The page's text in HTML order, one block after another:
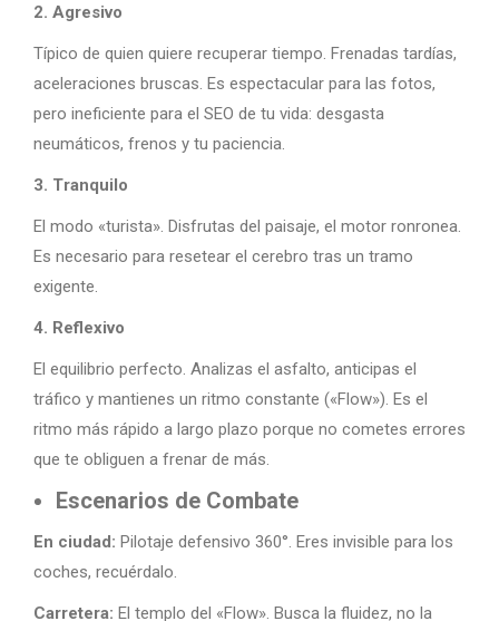
2. Agresivo
Típico de quien quiere recuperar tiempo. Frenadas tardías,
aceleraciones bruscas. Es espectacular para las fotos,
pero ineficiente para el SEO de tu vida: desgasta
neumáticos, frenos y tu paciencia.
3. Tranquilo
El modo «turista». Disfrutas del paisaje, el motor ronronea.
Es necesario para resetear el cerebro tras un tramo
exigente.
4. Reflexivo
El equilibrio perfecto. Analizas el asfalto, anticipas el
tráfico y mantienes un ritmo constante («Flow»). Es el
ritmo más rápido a largo plazo porque no cometes errores
que te obliguen a frenar de más.
Escenarios de Combate
En ciudad: Pilotaje defensivo 360°. Eres invisible para los
coches, recuérdalo.
Carretera: El templo del «Flow». Busca la fluidez, no la